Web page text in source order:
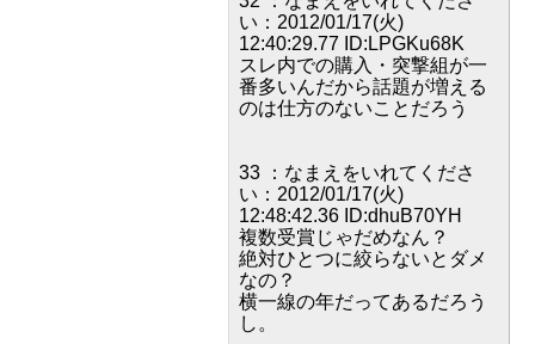
い：2012/01/17(火)
12:40:29.77 ID:LPGKu68K
スレ内での購入・突撃組が一
番多いんだから話題が増える
のは仕方のないことだろう
33 ：なまえをいれてくださ
い：2012/01/17(火)
12:48:42.36 ID:dhuB70YH
複数受賞じゃだめなん？
絶対ひとつに絞らないとダメ
なの？
横一線の年だってあるだろう
し。